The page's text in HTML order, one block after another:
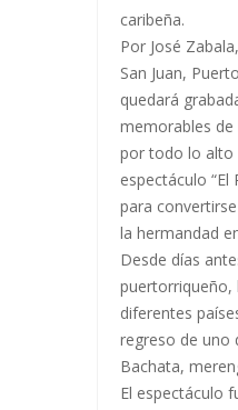
caribeña.
Por José
San Juan,
quedará
memorables de
por todo lo alto
espectáculo
para
la hermandad
Desde días
puertorriqueño,
diferentes
regreso de uno
Bachata,
El espectáculo